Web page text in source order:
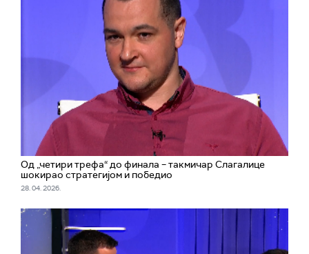
Од „четири трефа“ до финала – такмичар Слагалице
шокирао стратегијом и победио
28. 04. 2026.